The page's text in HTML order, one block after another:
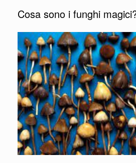
Cosa sono i funghi